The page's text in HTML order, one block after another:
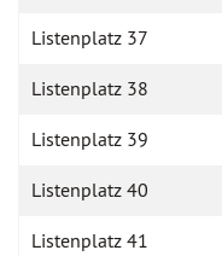
Listenplatz 37
Listenplatz 38
Listenplatz 39
Listenplatz 40
Listenplatz 41